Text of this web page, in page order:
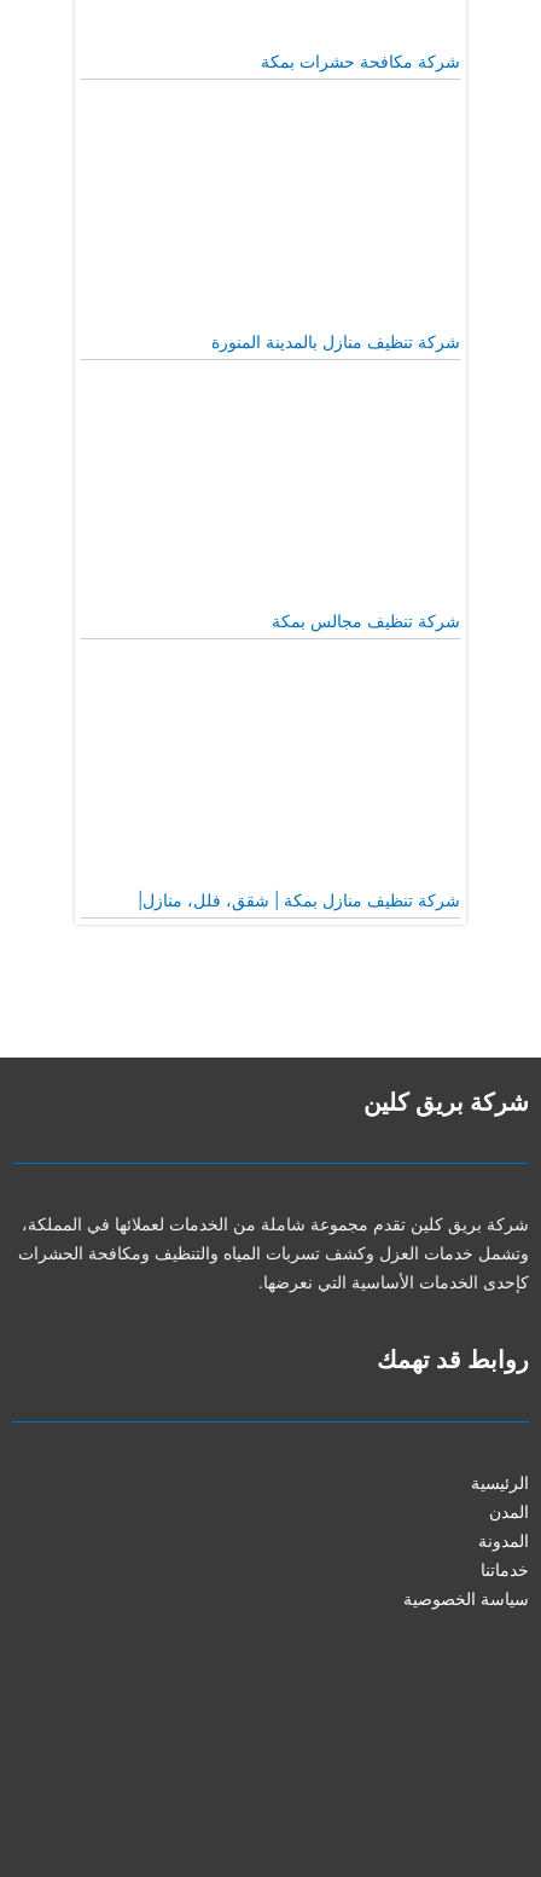
شركة مكافحة حشرات بمكة
شركة تنظيف منازل بالمدينة المنورة
شركة تنظيف مجالس بمكة
شركة تنظيف منازل بمكة | شقق، فلل، منازل|
شركة بريق كلين
شركة بريق كلين تقدم مجموعة شاملة من الخدمات لعملائها في المملكة،
وتشمل خدمات العزل وكشف تسربات المياه والتنظيف ومكافحة الحشرات
كإحدى الخدمات الأساسية التي نعرضها.
روابط قد تهمك
الرئيسية
المدن
المدونة
خدماتنا
سياسة الخصوصية